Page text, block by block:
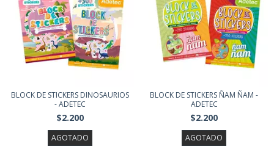
BLOCK DE STICKERS DINOSAURIOS
- ADETEC
$2.200
AGOTADO
BLOCK DE STICKERS ÑAM ÑAM -
ADETEC
$2.200
AGOTADO